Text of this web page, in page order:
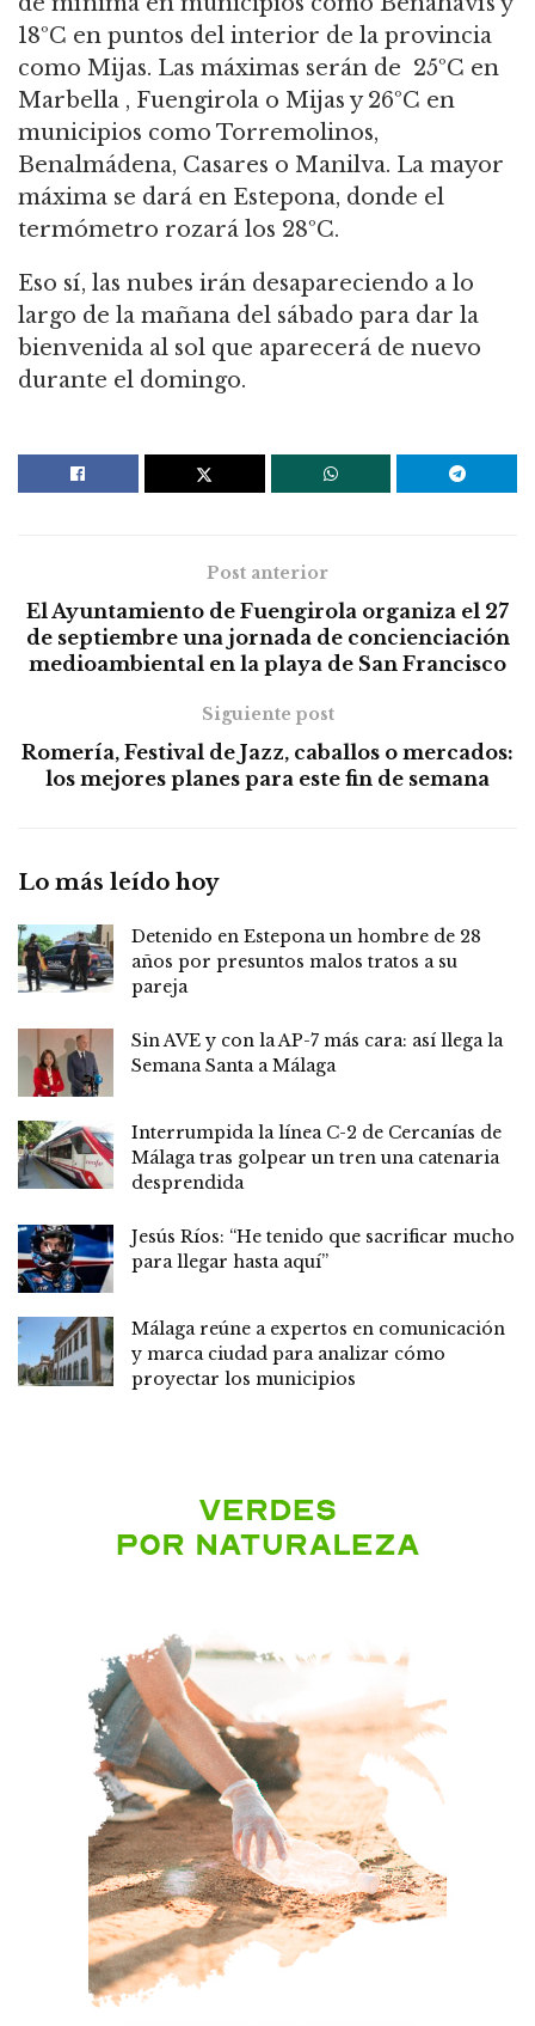
18ºC en puntos del interior de la provincia
como Mijas. Las máximas serán de 25ºC en
Marbella , Fuengirola o Mijas y 26ºC en
municipios como Torremolinos,
Benalmádena, Casares o Manilva. La mayor
máxima se dará en Estepona, donde el
termómetro rozará los 28ºC.
Eso sí, las nubes irán desapareciendo a lo
largo de la mañana del sábado para dar la
bienvenida al sol que aparecerá de nuevo
durante el domingo.
Post anterior
El Ayuntamiento de Fuengirola organiza el 27
de septiembre una jornada de concienciación
medioambiental en la playa de San Francisco
Siguiente post
Romería, Festival de Jazz, caballos o mercados:
los mejores planes para este fin de semana
Lo más leído hoy
Detenido en Estepona un hombre de 28
años por presuntos malos tratos a su
pareja
Sin AVE y con la AP-7 más cara: así llega la
Semana Santa a Málaga
Interrumpida la línea C-2 de Cercanías de
Málaga tras golpear un tren una catenaria
desprendida
Jesús Ríos: “He tenido que sacrificar mucho
para llegar hasta aquí”
Málaga reúne a expertos en comunicación
y marca ciudad para analizar cómo
proyectar los municipios